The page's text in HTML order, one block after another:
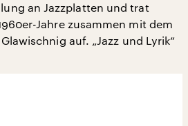
an Jazzplatten und trat
Jahre zusammen mit dem
auf. „Jazz und Lyrik“